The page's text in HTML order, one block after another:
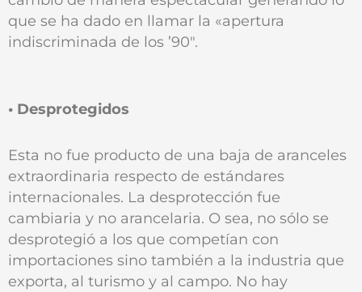
que se ha dado en llamar la «apertura
indiscriminada de los ’90".
• Desprotegidos
Esta no fue producto de una baja de aranceles
extraordinaria respecto de estándares
internacionales. La desprotección fue
cambiaria y no arancelaria. O sea, no sólo se
desprotegió a los que competían con
importaciones sino también a la industria que
exporta, al turismo y al campo. No hay